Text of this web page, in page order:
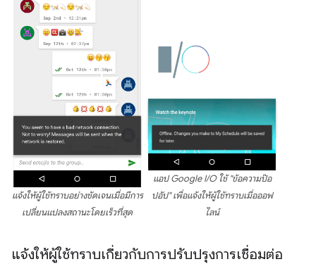
แจ้งให้ผู้ใช้ทราบอย่างชัดเจนเมื่อมีการ
เปลี่ยนแปลงสถานะโดยเร็วที่สุด
แอป Google I/O ใช้ "ข้อความป๊อ
ปอัป" เพื่อแจ้งให้ผู้ใช้ทราบเมื่อออฟ
ไลน์
แจ้งให้ผู้ใช้ทราบเกี่ยวกับการปรับปรุงการเชื่อมต่อ